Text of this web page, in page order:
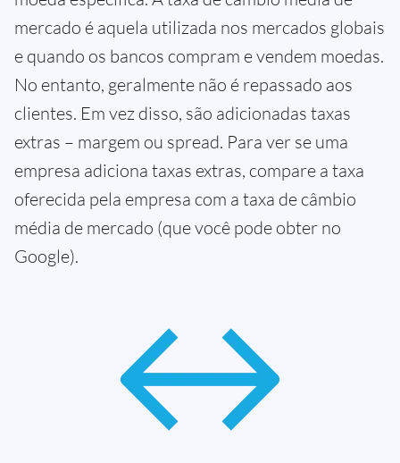
mercado é aquela utilizada nos mercados globais
e quando os bancos compram e vendem moedas.
No entanto, geralmente não é repassado aos
clientes. Em vez disso, são adicionadas taxas
extras – margem ou spread. Para ver se uma
empresa adiciona taxas extras, compare a taxa
oferecida pela empresa com a taxa de câmbio
média de mercado (que você pode obter no
Google).